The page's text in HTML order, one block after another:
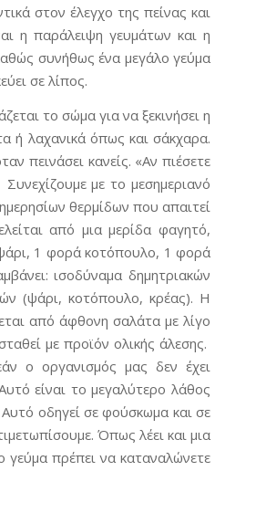
στον έλεγχο της πείνας και
η παράλειψη γευμάτων και η
συνήθως ένα μεγάλο γεύμα
σε λίπος.
το σώμα για να ξεκινήσει η
ή λαχανικά όπως και σάκχαρα.
πεινάσει κανείς. «Αν πιέσετε
με το μεσημεριανό
θερμίδων που απαιτεί
από μια μερίδα φαγητό,
1 φορά κοτόπουλο, 1 φορά
ισοδύναμα δημητριακών
(ψάρι, κοτόπουλο, κρέας). Η
από άφθονη σαλάτα με λίγο
με προϊόν ολικής άλεσης.
ο οργανισμός μας δεν έχει
είναι το μεγαλύτερο λάθος
οδηγεί σε φούσκωμα και σε
Όπως λέει και μια
γεύμα πρέπει να καταναλώνετε